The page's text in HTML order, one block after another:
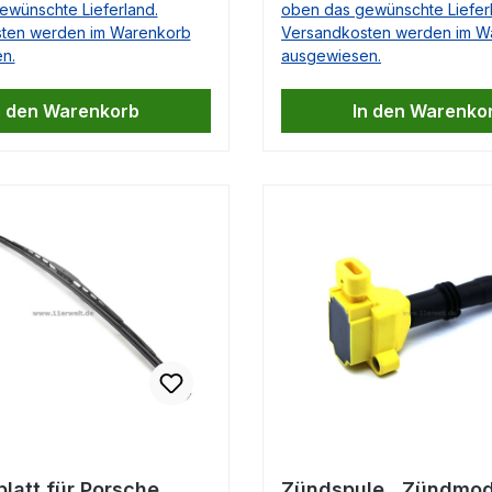
99760620302997
997 606 203 01, 997
997.606.203.02
dazu haben,
Lieferland.
werden im Warenkorb
den Warenkorb
oben das gewünschte
Versandkosten werden im
ausgewiesen.
In den